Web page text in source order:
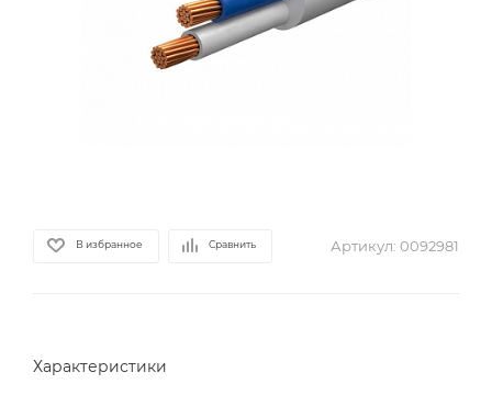
В избранное Сравнить Артикул: 0092981
Характеристики